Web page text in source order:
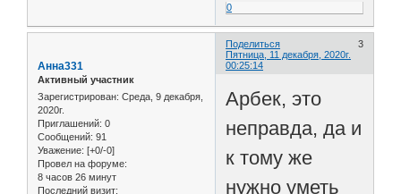
0
Поделиться
3
Пятница, 11 декабря, 2020г.
00:25:14
Анна331
Активный участник
Зарегистрирован: Среда, 9 декабря,
2020г.
Приглашений: 0
Сообщений: 91
Уважение: [+0/-0]
Провел на форуме:
8 часов 26 минут
Последний визит:
Арбек, это
неправда, да и
к тому же
нужно уметь